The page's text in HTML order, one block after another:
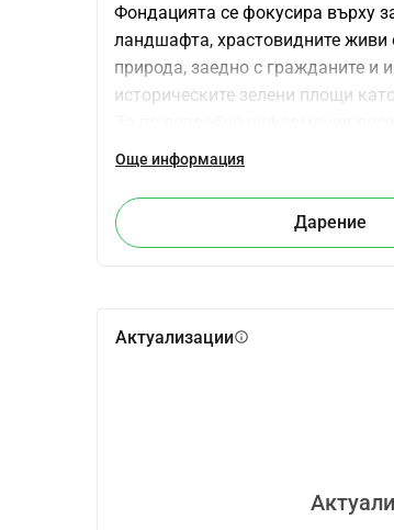
Фондацията се фокусира върху
ландшафта, храстовидните живи
природа, заедно с гражданите и
историческите зелени площи
Събраните средства се
Още информация
Дарение
Актуализацииinfo